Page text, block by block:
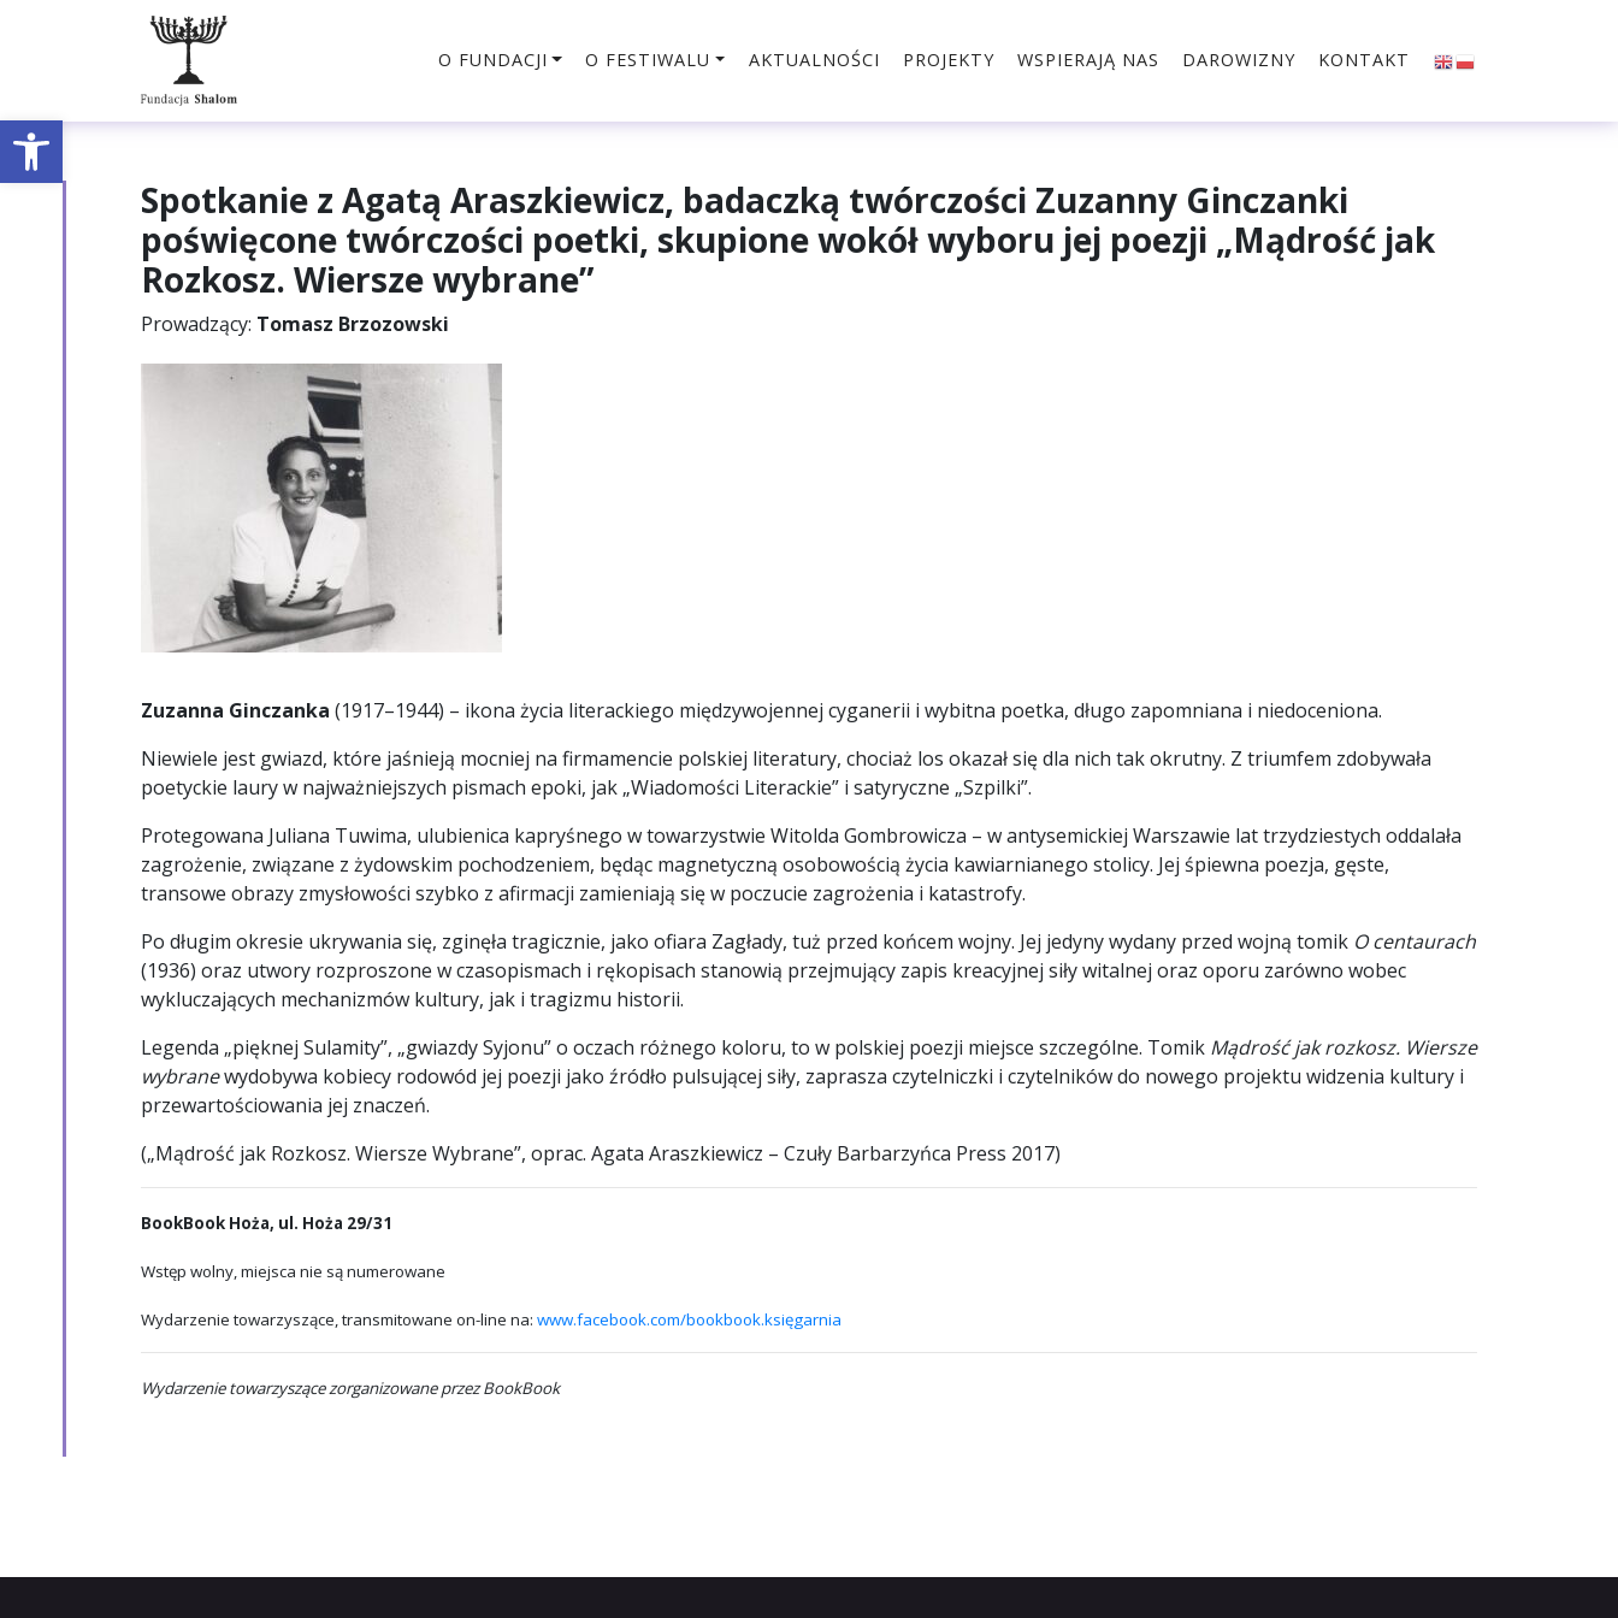
Otwórz pasek narzędzi
O FUNDACJI O FESTIWALU AKTUALNOŚCI PROJEKTY WSPIERAJĄ NAS DAROWIZNY KONTAKT
Spotkanie z Agatą Araszkiewicz, badaczką twórczości Zuzanny Ginczanki
poświęcone twórczości poetki, skupione wokół wyboru jej poezji „Mądrość jak
Rozkosz. Wiersze wybrane”
Prowadzący: Tomasz Brzozowski
Zuzanna Ginczanka (1917–1944) – ikona życia literackiego międzywojennej cyganerii i wybitna poetka, długo zapomniana i niedoceniona.
Niewiele jest gwiazd, które jaśnieją mocniej na firmamencie polskiej literatury, chociaż los okazał się dla nich tak okrutny. Z triumfem zdobywała
poetyckie laury w najważniejszych pismach epoki, jak „Wiadomości Literackie” i satyryczne „Szpilki”.
Protegowana Juliana Tuwima, ulubienica kapryśnego w towarzystwie Witolda Gombrowicza – w antysemickiej Warszawie lat trzydziestych oddalała
zagrożenie, związane z żydowskim pochodzeniem, będąc magnetyczną osobowością życia kawiarnianego stolicy. Jej śpiewna poezja, gęste,
transowe obrazy zmysłowości szybko z afirmacji zamieniają się w poczucie zagrożenia i katastrofy.
Po długim okresie ukrywania się, zginęła tragicznie, jako ofiara Zagłady, tuż przed końcem wojny. Jej jedyny wydany przed wojną tomik O centaurach
(1936) oraz utwory rozproszone w czasopismach i rękopisach stanowią przejmujący zapis kreacyjnej siły witalnej oraz oporu zarówno wobec
wykluczających mechanizmów kultury, jak i tragizmu historii.
Legenda „pięknej Sulamity”, „gwiazdy Syjonu” o oczach różnego koloru, to w polskiej poezji miejsce szczególne. Tomik Mądrość jak rozkosz. Wiersze
wybranewydobywa kobiecy rodowód jej poezji jako źródło pulsującej siły, zaprasza czytelniczki i czytelników do nowego projektu widzenia kultury i
przewartościowania jej znaczeń.
(„Mądrość jak Rozkosz. Wiersze Wybrane”, oprac. Agata Araszkiewicz – Czuły Barbarzyńca Press 2017)
BookBook Hoża, ul. Hoża 29/31
Wstęp wolny, miejsca nie są numerowane
Wydarzenie towarzyszące, transmitowane on-line na: www.facebook.com/bookbook.księgarnia
Wydarzenie towarzyszące zorganizowane przez BookBook